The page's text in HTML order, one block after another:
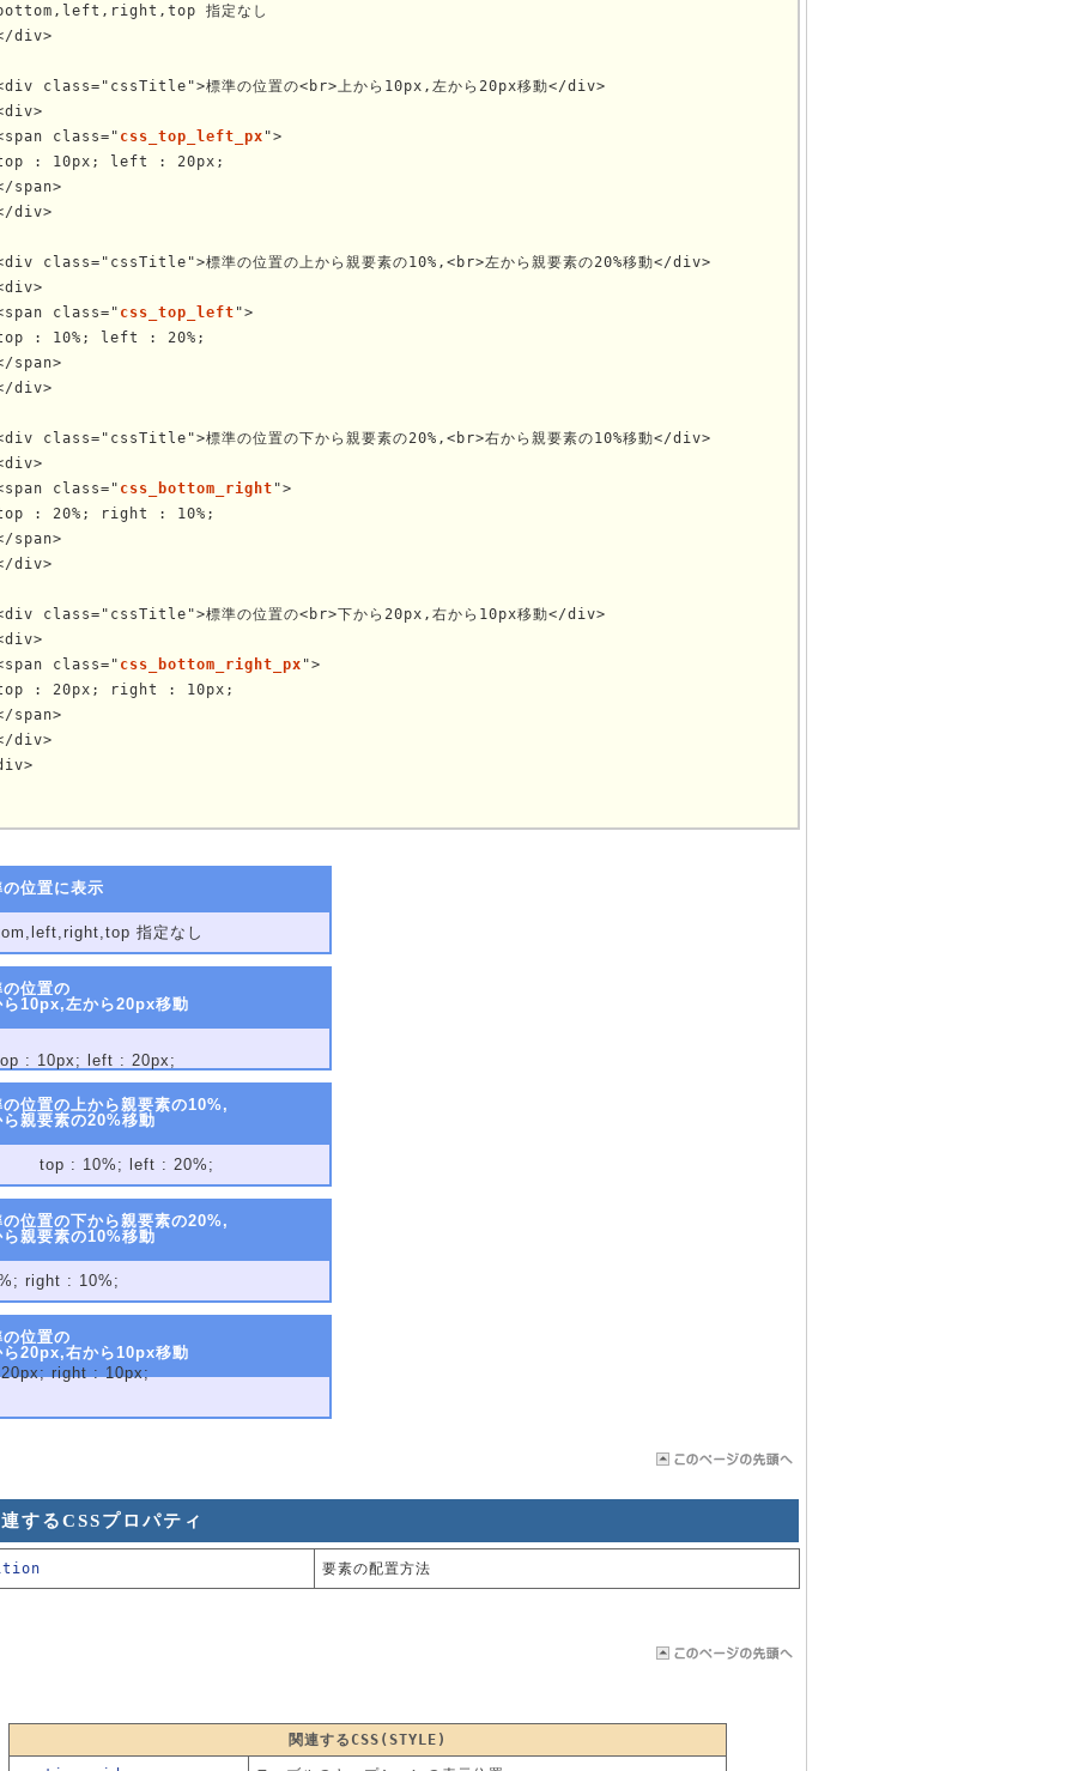
指定なし
div>
class="cssTitle">標準の位置の<br>上から10px,左から20px移動</div>
class="
css_top_left_px ">
: 10px; left : 20px;
span>
div>
class="cssTitle">標準の位置の上から親要素の10%,<br>左から親要素の20%移動</div>
class="
css_top_left ">
: 10%; left : 20%;
span>
div>
class="cssTitle">標準の位置の下から親要素の20%,<br>右から親要素の10%移動</div>
class="
css_bottom_right ">
: 20%; right : 10%;
span>
div>
class="cssTitle">標準の位置の<br>下から20px,右から10px移動</div>
class="
css_bottom_right_px ">
: 20px; right : 10px;
span>
div>
の位置に表示
指定なし
位置の
ら10px,左から20px移動
: 10px; left : 20px;
の位置の上から親要素の10%,
ら親要素の20%移動
top : 10%; left : 20%;
の位置の下から親要素の20%,
ら親要素の10%移動
right : 10%;
位置の
ら20px,右から10px移動
right : 10px;
するCSSプロパティ
要素の配置方法
関連するCSS(STYLE)